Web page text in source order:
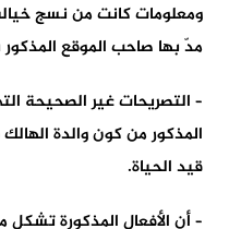
ومعلومات كانت من نسج
مدّ بها صاحب الموقع
– التصريحات غير الصحيحة
المذكور من كون والدة
قيد الحياة.
– أن الأفعال المذكورة